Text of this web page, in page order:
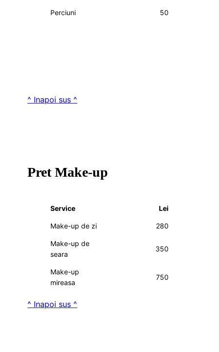
Perciuni 50
^ Inapoi sus ^
Pret Make-up
Service Lei
Make-up de zi 280
Make-up de
seara
350
Make-up
mireasa
750
^ Inapoi sus ^